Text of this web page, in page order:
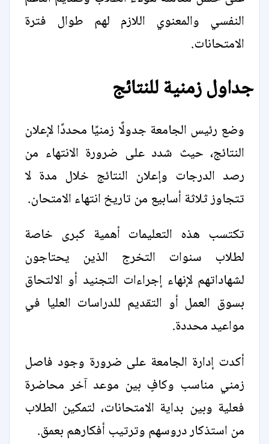
النفسي والمعنوي اللازم لهم طوال فترة
الامتحانات.
جداول زمنية للنتائج
وضع رئيس الجامعة جدولًا زمنيًا محددًا لإعلان
النتائج، حيث شدد على ضرورة الانتهاء من
رصد الدرجات وإعلان النتائج خلال مدة لا
تتجاوز ثلاثة أسابيع من تاريخ انتهاء الامتحان.
تكتسب هذه التعليمات أهمية كبرى خاصة
لطلاب سنوات التخرج الذين يحتاجون
لشهاداتهم لإنهاء إجراءات التجنيد أو الالتحاق
بسوق العمل أو التقديم للدراسات العليا في
مواعيد محددة.
أكدت إدارة الجامعة على ضرورة وجود فاصل
زمني مناسب وكافٍ بين موعد آخر محاضرة
فعلية وبين بداية الامتحانات، لتمكين الطلاب
من استذكار دروسهم وترتيب أفكارهم بعمق.